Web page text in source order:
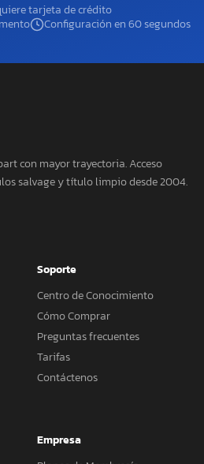
tarjeta de crédito
Configuración en 60 segundos
con mayor trayectoria. Acceso
salvage y título limpio desde 2004.
Soporte
Centro de Conocimiento
Cómo Comprar
Preguntas frecuentes
Tarifas
Contáctenos
Empresa